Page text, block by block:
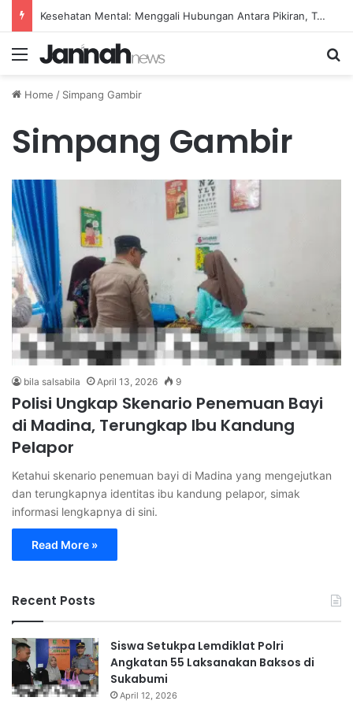
Kesehatan Mental: Menggali Hubungan Antara Pikiran, Tubuh, dan Emosi secara Mendalam
Menu
Home / Simpang Gambir
Simpang Gambir
bila salsabila April 13, 2026 9
Polisi Ungkap Skenario Penemuan Bayi
di Madina, Terungkap Ibu Kandung
Pelapor
Ketahui skenario penemuan bayi di Madina yang mengejutkan
dan terungkapnya identitas ibu kandung pelapor, simak
informasi lengkapnya di sini.
Read More »
Recent Posts
Siswa Setukpa Lemdiklat Polri
Angkatan 55 Laksanakan Baksos di
Sukabumi
April 12, 2026